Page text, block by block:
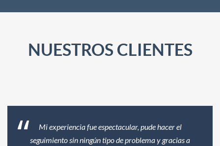
NUESTROS CLIENTES
Mi experiencia fue espectacular, pude hacer el
seguimiento sin ningún tipo de problema y gracias a